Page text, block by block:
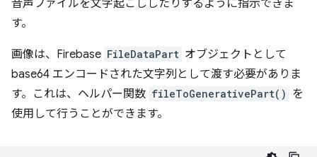
音声ファイルを文字起こししたりするように指示できま
す。
画像は、Firebase FileDataPart オブジェクトとして
base64 エンコードされた文字列として渡す必要がありま
す。これは、ヘルパー関数 fileToGenerativePart() を
使用して行うことができます。